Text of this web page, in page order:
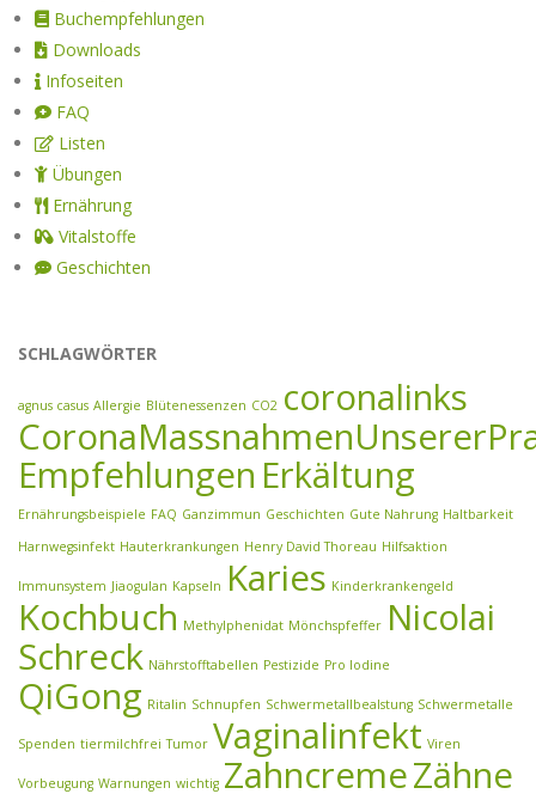
Buchempfehlungen
Downloads
Infoseiten
FAQ
Listen
Übungen
Ernährung
Vitalstoffe
Geschichten
SCHLAGWÖRTER
agnus casus Allergie Blütenessenzen CO2 coronalinks
Empfehlungen Erkältung
Ernährungsbeispiele FAQ Ganzimmun Geschichten Gute Nahrung Haltbarkeit
Harnwegsinfekt Hauterkrankungen Henry David Thoreau Hilfsaktion
Immunsystem Jiaogulan Kapseln Karies Kinderkrankengeld
Kochbuch Methylphenidat Mönchspfeffer Nicolai
Schreck Nährstofftabellen Pestizide Pro Iodine
QiGong Ritalin Schnupfen Schwermetallbealstung Schwermetalle
Spenden tiermilchfrei Tumor Vaginalinfekt Viren
Vorbeugung Warnungen wichtig ZahncremeZähne